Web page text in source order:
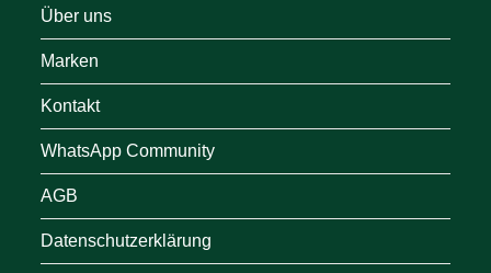
Über uns
Marken
Kontakt
WhatsApp Community
AGB
Datenschutzerklärung